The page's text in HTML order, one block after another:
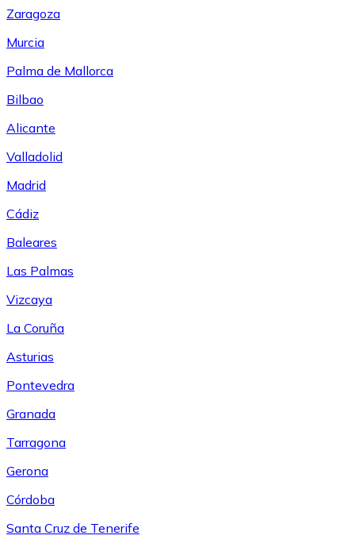
Zaragoza
Murcia
Palma de Mallorca
Bilbao
Alicante
Valladolid
Madrid
Cádiz
Baleares
Las Palmas
Vizcaya
La Coruña
Asturias
Pontevedra
Granada
Tarragona
Gerona
Córdoba
Santa Cruz de Tenerife